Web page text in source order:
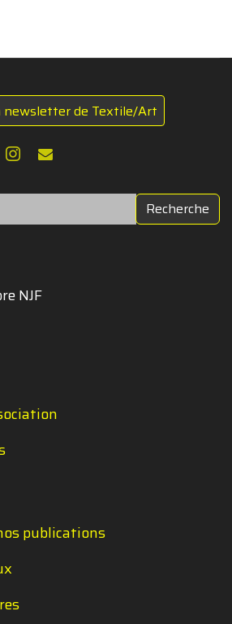
newsletter de Textile/Art
Recherche
NJF
publications